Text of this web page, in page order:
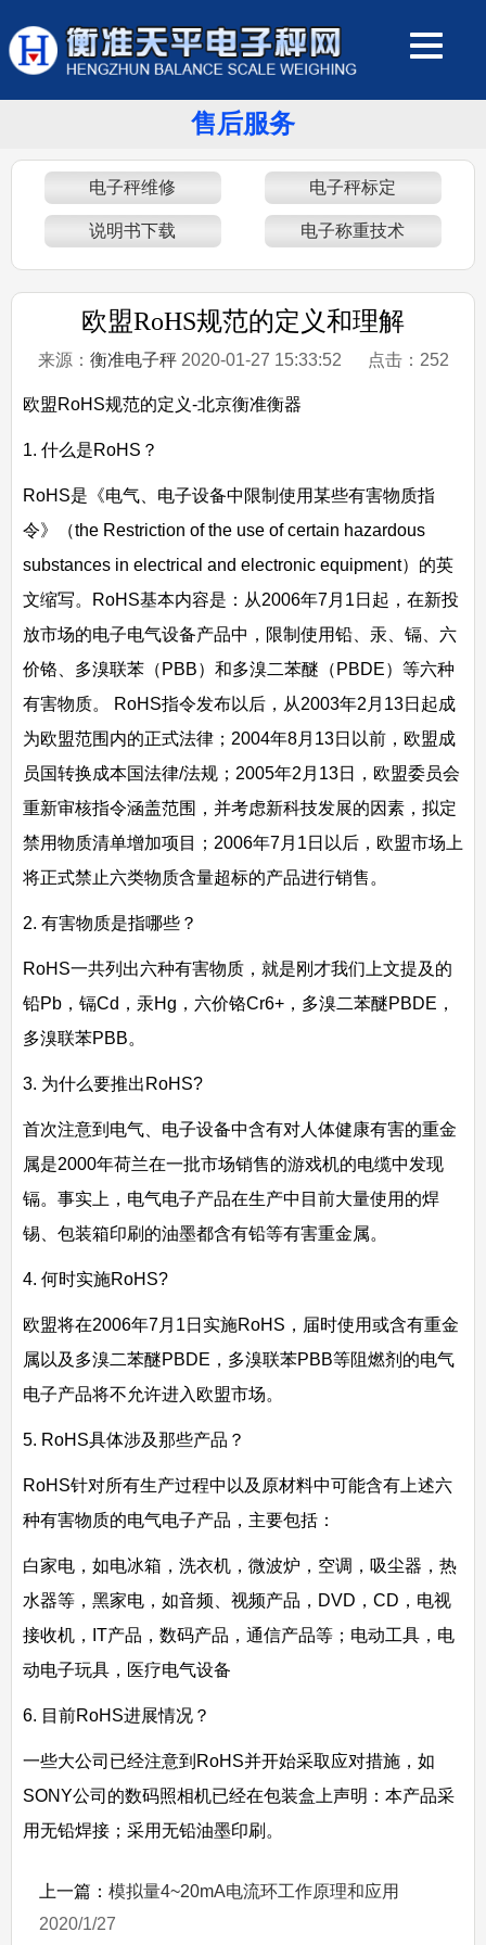
售后服务
电子秤维修 电子秤标定
说明书下载 电子称重技术
欧盟RoHS规范的定义和理解
来源： 衡准电子秤2020-01-27 15:33:52 点击： 252
欧盟RoHS规范的定义-北京衡准衡器
1. 什么是RoHS？
RoHS是《电气、电子设备中限制使用某些有害物质指
令》（the Restriction of the use of certain hazardous
substances in electrical and electronic equipment）的英
文缩写。RoHS基本内容是：从2006年7月1日起，在新投
放市场的电子电气设备产品中，限制使用铅、汞、镉、六
价铬、多溴联苯（PBB）和多溴二苯醚（PBDE）等六种
有害物质。 RoHS指令发布以后，从2003年2月13日起成
为欧盟范围内的正式法律；2004年8月13日以前，欧盟成
员国转换成本国法律/法规；2005年2月13日，欧盟委员会
重新审核指令涵盖范围，并考虑新科技发展的因素，拟定
禁用物质清单增加项目；2006年7月1日以后，欧盟市场上
将正式禁止六类物质含量超标的产品进行销售。
2. 有害物质是指哪些？
RoHS一共列出六种有害物质，就是刚才我们上文提及的
铅Pb，镉Cd，汞Hg，六价铬Cr6+，多溴二苯醚PBDE，
多溴联苯PBB。
3. 为什么要推出RoHS?
首次注意到电气、电子设备中含有对人体健康有害的重金
属是2000年荷兰在一批市场销售的游戏机的电缆中发现
镉。事实上，电气电子产品在生产中目前大量使用的焊
锡、包装箱印刷的油墨都含有铅等有害重金属。
4. 何时实施RoHS?
欧盟将在2006年7月1日实施RoHS，届时使用或含有重金
属以及多溴二苯醚PBDE，多溴联苯PBB等阻燃剂的电气
电子产品将不允许进入欧盟市场。
5. RoHS具体涉及那些产品？
RoHS针对所有生产过程中以及原材料中可能含有上述六
种有害物质的电气电子产品，主要包括：
白家电，如电冰箱，洗衣机，微波炉，空调，吸尘器，热
水器等，黑家电，如音频、视频产品，DVD，CD，电视
接收机，IT产品，数码产品，通信产品等；电动工具，电
动电子玩具，医疗电气设备
6. 目前RoHS进展情况？
一些大公司已经注意到RoHS并开始采取应对措施，如
SONY公司的数码照相机已经在包装盒上声明：本产品采
用无铅焊接；采用无铅油墨印刷。
上一篇： 模拟量4~20mA电流环工作原理和应用
2020/1/27